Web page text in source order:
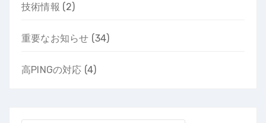
技術情報 (2)
重要なお知らせ (34)
高PINGの対応 (4)